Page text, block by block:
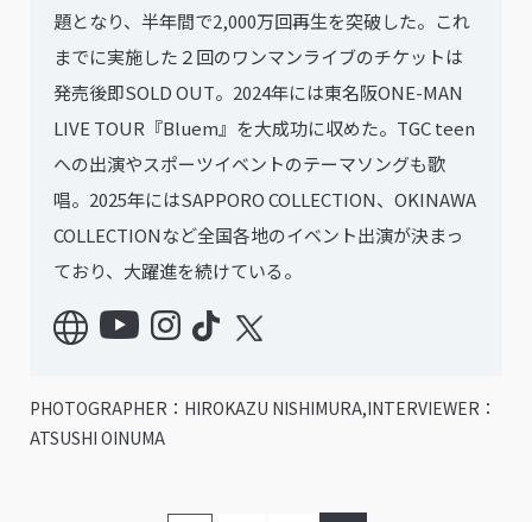
題となり、半年間で2,000万回再⽣を突破した。これ
までに実施した２回のワンマンライブのチケットは
発売後即SOLD OUT。2024年には東名阪ONE-MAN
LIVE TOUR『Bluem』を⼤成功に収めた。TGC teen
への出演やスポーツイベントのテーマソングも歌
唱。2025年にはSAPPORO COLLECTION、OKINAWA
COLLECTIONなど全国各地のイベント出演が決まっ
ており、大躍進を続けている。
PHOTOGRAPHER：HIROKAZU NISHIMURA,INTERVIEWER：
ATSUSHI OINUMA